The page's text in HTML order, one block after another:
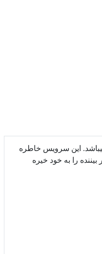
این سرویس خاطره
را به خود خیره